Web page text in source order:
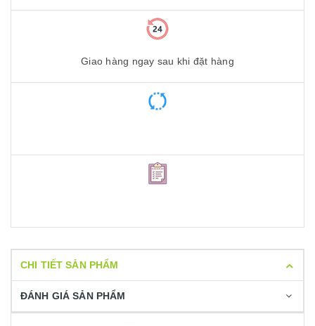
Giao hàng ngay sau khi đặt hàng
CHI TIẾT SẢN PHẨM
ĐÁNH GIÁ SẢN PHẨM